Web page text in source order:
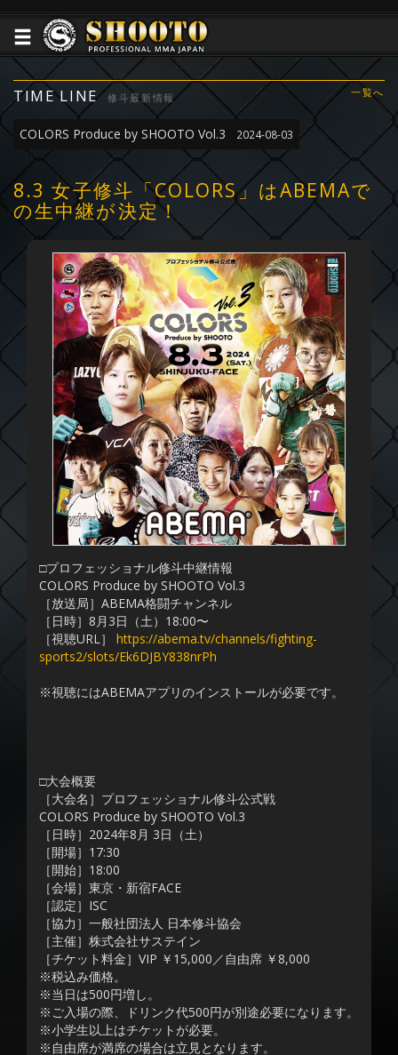
TIME LINE 修斗最新情報 一覧へ
COLORS Produce by SHOOTO Vol.3 2024-08-03
8.3 女子修斗「COLORS」はABEMAで
の生中継が決定！
□プロフェッショナル修斗中継情報
COLORS Produce by SHOOTO Vol.3
［放送局］ABEMA格闘チャンネル
［日時］8月3日（土）18:00〜
［視聴URL］ https://abema.tv/channels/fighting-
sports2/slots/Ek6DJBY838nrPh
※視聴にはABEMAアプリのインストールが必要です。
□大会概要
［大会名］プロフェッショナル修斗公式戦
COLORS Produce by SHOOTO Vol.3
［日時］2024年8月 3日（土）
［開場］17:30
［開始］18:00
［会場］東京・新宿FACE
［認定］ISC
［協力］一般社団法人 日本修斗協会
［主催］株式会社サステイン
［チケット料金］VIP ￥15,000／自由席 ￥8,000
※税込み価格。
※当日は500円増し。
※ご入場の際、ドリンク代500円が別途必要になります。
※小学生以上はチケットが必要。
※自由席が満席の場合は立見となります。